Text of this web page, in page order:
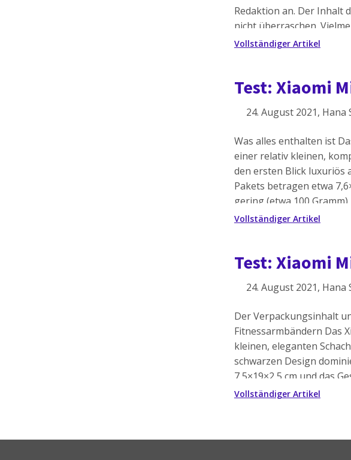
Redaktion an. Der Inhalt
nicht überraschen.
ein magnetisches
Vollständiger Artikel
Test: Xiaomi
24. August 2021, Hana
Was alles enthalten ist
einer relativ kleinen,
den ersten Blick luxuriös
Pakets betragen etwa
gering (etwa 100
wartet es auf Sie: Sie
Vollständiger Artikel
Test: Xiaomi
24. August 2021, Hana
Der Verpackungsinhalt
Fitnessarmbändern Das
kleinen, eleganten
schwarzen Design
7,5×19×2,5 cm und das
Gramm). Nach dem
Vollständiger Artikel